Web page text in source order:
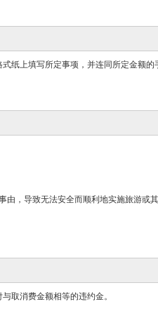
纸上填写所定事项，并连同所定金额的
由，导致无法安全而顺利地实施旅游或
取消费金额相等的违约金。